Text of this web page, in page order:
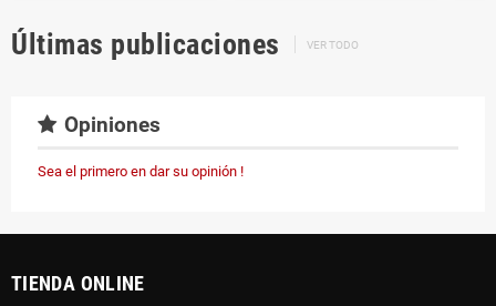
Últimas publicaciones VER TODO
Opiniones
Sea el primero en dar su opinión !
TIENDA ONLINE